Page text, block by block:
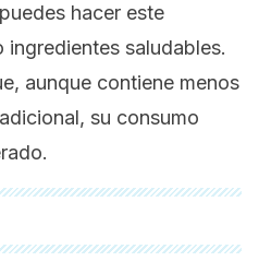
hacer este
saludables.
aunque contiene menos
su consumo
revisadas a profundidad por